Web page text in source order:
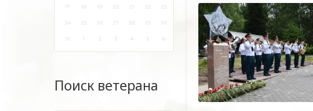
17 18 19 20 21 22 23
24 25 26 27 28 29 30
31 1 2 3 4 5 6
Поиск ветерана